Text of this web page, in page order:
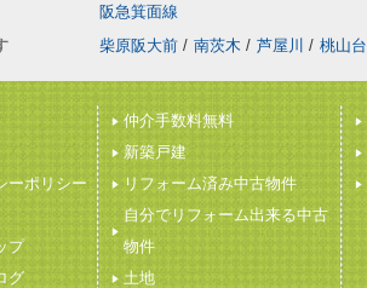
阪急箕面線
柴原阪大前 / 南茨木 / 芦屋川 / 桃山台
ーポリシー
プ
グ
仲介手数料無料
新築戸建
リフォーム済み中古物件
自分でリフォーム出来る中古
物件
土地